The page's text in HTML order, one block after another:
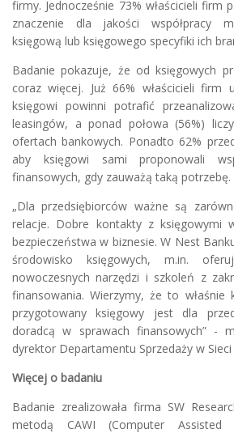
firmy. Jednocześnie 73% właścicieli firm
znaczenie dla jakości współpracy
księgową lub księgowego specyfiki ich
Badanie pokazuje, że od księgowych
coraz więcej. Już 66% właścicieli firm
księgowi powinni potrafić
leasingów, a ponad połowa (56%)
ofertach bankowych. Ponadto 62%
aby księgowi sami proponowali
finansowych, gdy zauważą taką potrzebę.
„Dla przedsiębiorców ważne są
relacje. Dobre kontakty z księgowymi
bezpieczeństwa w biznesie. W Nest
środowisko księgowych, m.in.
nowoczesnych narzędzi i szkoleń z
finansowania. Wierzymy, że to właśnie
przygotowany księgowy jest dla
doradcą w sprawach finansowych” -
dyrektor Departamentu Sprzedaży w Sieci
Więcej o badaniu
Badanie zrealizowała firma SW
metodą CAWI (Computer